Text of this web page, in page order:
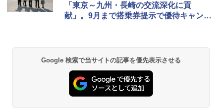
「東京～九州・長崎の交流深化に貢
献」。9月まで搭乗券提示で優待キャンペ
Google 検索で当サイトの記事を優先表示させる